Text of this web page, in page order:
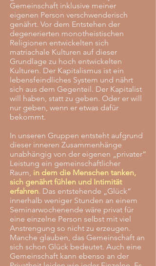
Gemeinschaft inklusive meiner
eigenen Person verschwenderisch
genährt. Vor dem Entstehen der
degenerierten monotheistischen
Religionen entwickelten sich
matriachale Kulturen auf dieser
Grundlage zu hoch entwickelten
Kulturen. Der Kapitalismus ist ein
lebensfeindliches System und nährt
sich aus dem Gegenteil. Der Kapitalist
will haben, statt zu geben. Oder er will
nur geben, wenn er etwas dafür
bekommt.
In unseren Gruppen entsteht aufgrund
dieser inneren Zusammenhänge
unabhängig von der eigenen „privater“
Leistung ein gemeinschaftlicher
Raum, in dem die Menschen tanken,
sich genährt fühlen und Intimität
erfahren. Das entstehende „Glück“
innerhalb weniger Stunden an einem
Seminarwochenende wäre privat für
eine einzelne Person selbst mit viel
Anstrengung so nicht zu erzeugen.
Manche glauben, das Gemeinschaft an
sich schon Glück bedeutet. Auch eine
Gemeinschaft kann ebenso an der